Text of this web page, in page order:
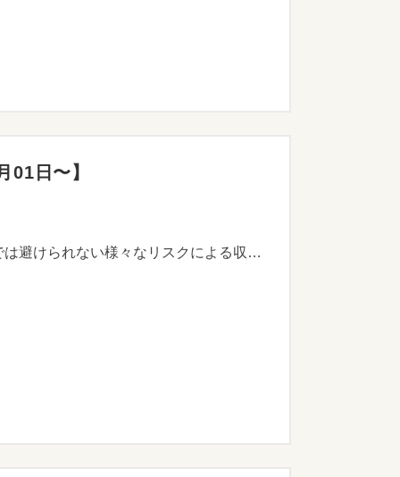
日〜】
町では、新型コロナウイルス感染症対策の影響をはじめ、自然災害、価格の低下など農業者の経営努力では避けられない様々なリスクによる収入減少に対し、経営の安定を図る目的で「農業経営収入保険」に加入する農業者に補助金を交付します。